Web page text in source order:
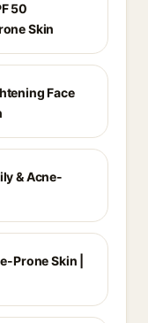
50
Skin
Face
& Acne-
Prone Skin |